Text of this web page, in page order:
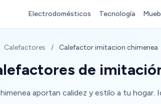
Electrodomésticos Tecnología
Calefactores / Calefactor imitacion chimenea
de
aportan calidez y estilo a tu hogar.